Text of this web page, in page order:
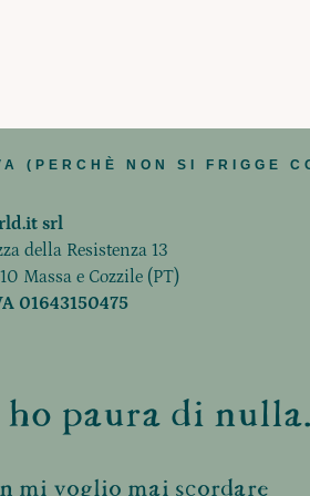
(PERCHÈ NON SI FRIGGE
srl
della Resistenza 13
Massa e Cozzile (PT)
01643150475
ho paura di
mi voglio mai scordare